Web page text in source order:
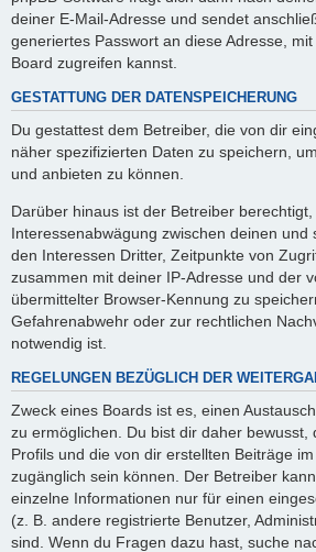
deiner E-Mail-Adresse und sendet
generiertes Passwort an diese Adresse,
Board zugreifen kannst.
GESTATTUNG DER DATENSPEICHERUNG
Du gestattest dem Betreiber, die von dir
näher spezifizierten Daten zu speichern,
und anbieten zu können.
Darüber hinaus ist der Betreiber
Interessenabwägung zwischen deinen und
den Interessen Dritter, Zeitpunkte von
zusammen mit deiner IP-Adresse und der
übermittelter Browser-Kennung zu
Gefahrenabwehr oder zur rechtlichen
notwendig ist.
REGELUNGEN BEZÜGLICH DER
Zweck eines Boards ist es, einen
zu ermöglichen. Du bist dir daher bewusst,
Profils und die von dir erstellten Beiträge
zugänglich sein können. Der Betreiber
einzelne Informationen nur für einen
(z. B. andere registrierte Benutzer,
sind. Wenn du Fragen dazu hast, suche